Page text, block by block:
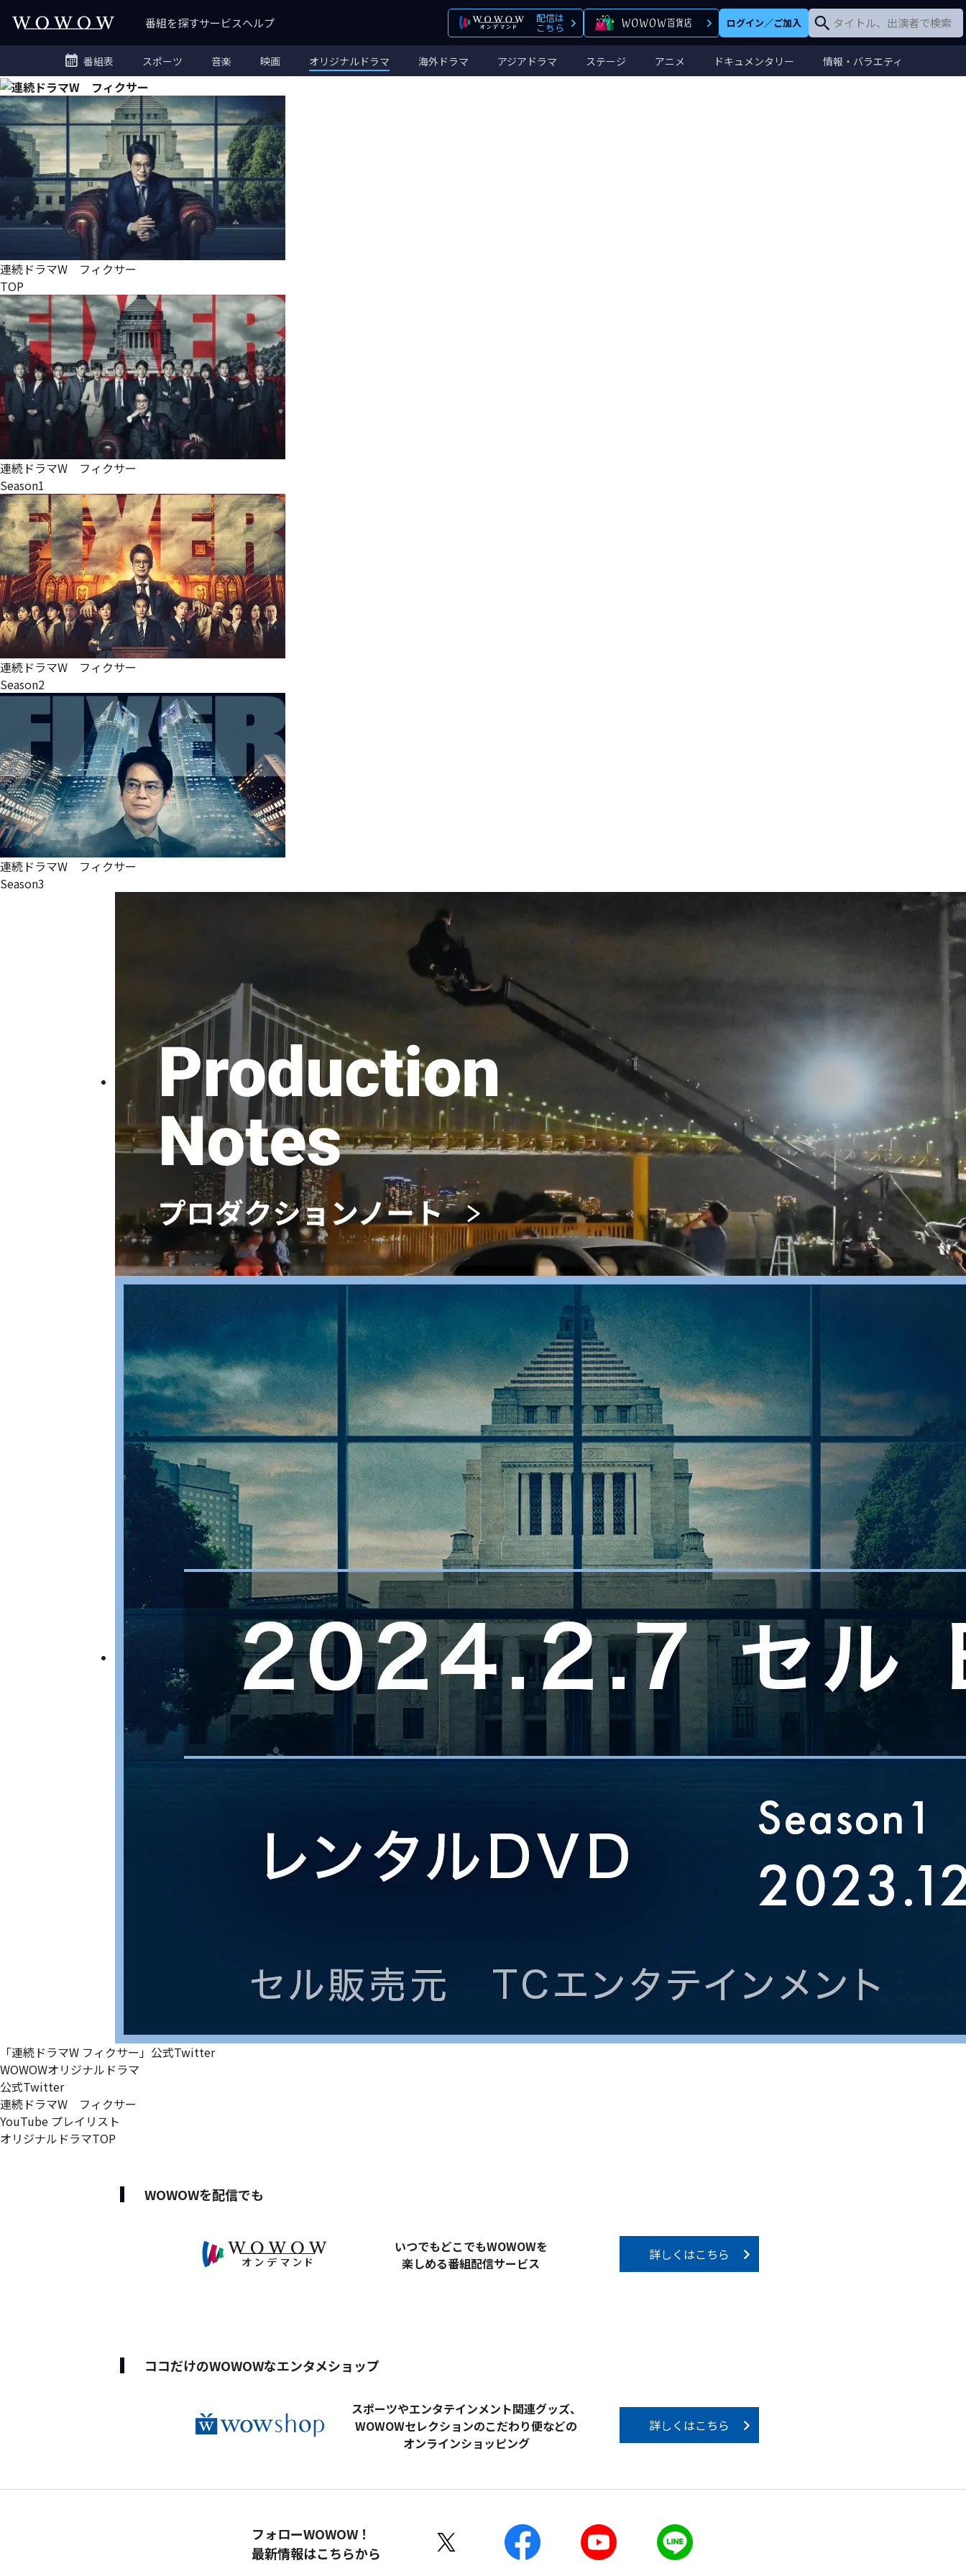
番組を探すサービスヘルプ 配信は
こちら ログイン／ご加入
番組表 スポーツ 音楽 映画 オリジナルドラマ 海外ドラマ アジアドラマ ステージ アニメ ドキュメンタリー 情報・バラエティ
連続ドラマW フィクサー
TOP
連続ドラマW フィクサー
Season1
連続ドラマW フィクサー
Season2
連続ドラマW フィクサー
Season3
「連続ドラマW フィクサー」 公式Twitter
WOWOWオリジナルドラマ
公式Twitter
連続ドラマW フィクサー
YouTube プレイリスト
オリジナルドラマTOP
WOWOWを配信でも
いつでもどこでもWOWOWを
楽しめる番組配信サービス
詳しくはこちら
ココだけのWOWOWなエンタメショップ
スポーツやエンタテインメント関連グッズ、
WOWOWセレクションのこだわり便などの
オンラインショッピング
詳しくはこちら
フォローWOWOW！
最新情報はこちらから